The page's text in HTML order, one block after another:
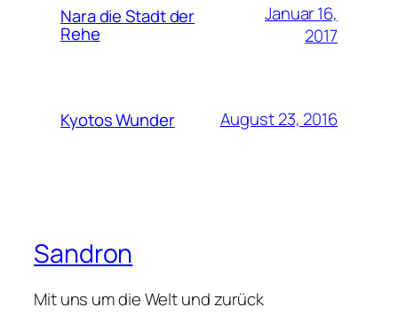
Nara die Stadt der
Rehe
Januar 16,
2017
Kyotos Wunder August 23, 2016
Sandron
Mit uns um die Welt und zurück